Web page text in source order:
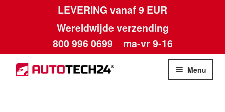
LEVERING vanaf 9 EUR
Wereldwijde verzending
800 996 0699 ma-vr 9-16
Ga
door
Ga
naar
Menu